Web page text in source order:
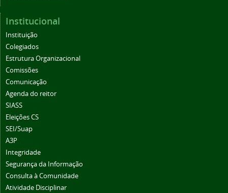
Institucional
Instituição
Colegiados
Estrutura Organizacional
Comissões
Comunicação
Agenda do reitor
SIASS
Eleições CS
SEI/Suap
A3P
Integridade
Segurança da Informação
Consulta à Comunidade
Atividade Disciplinar